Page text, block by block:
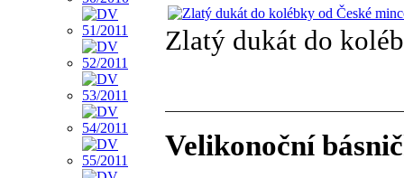
Zlatý dukát do
Velikonoční